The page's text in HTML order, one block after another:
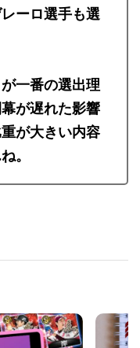
ーロ選手も選
一番の選出理
が遅れた影響
が大きい内容
。